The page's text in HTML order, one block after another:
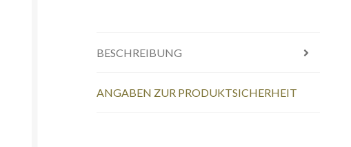
BESCHREIBUNG
ANGABEN ZUR PRODUKTSICHERHEIT